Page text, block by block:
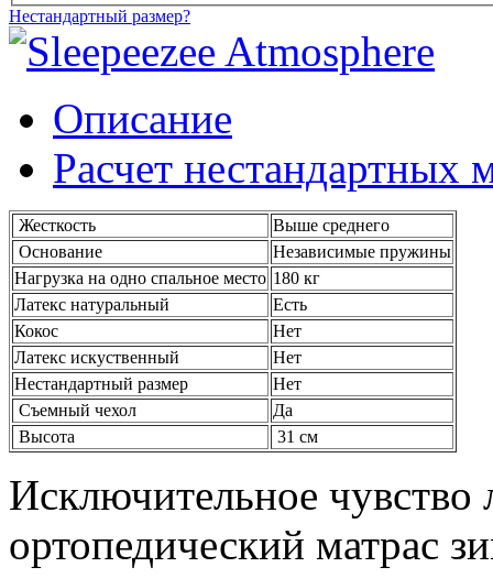
Нестандартный размер?
Описание
Расчет нестандартных
Жесткость
Выше среднего
Основание
Независимые пружины
Нагрузка на одно спальное место 180 кг
Латекс натуральный
Есть
Кокос
Нет
Латекс искуственный
Нет
Нестандартный размер
Нет
Съемный чехол
Да
Высота
31 см
Исключительное чувство
ортопедический матрас